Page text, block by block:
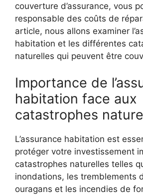
couverture d’assurance, vous
responsable des coûts de
article, nous allons examiner
habitation et les différentes
naturelles qui peuvent être
Importance de
habitation face aux
catastrophes
L’assurance habitation est
protéger votre investissement
catastrophes naturelles telles
inondations, les tremblements
ouragans et les incendies de